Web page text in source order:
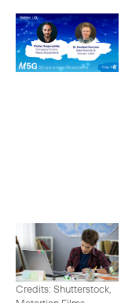
Credits: Shutterstock,